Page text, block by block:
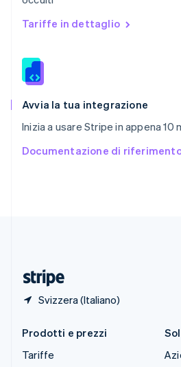
Tariffe in dettaglio
Avvia la tua integrazione
Inizia a usare Stripe in appena 10
Documentazione di
Svizzera (Italiano)
Romania
English
Slovacchia
Slovenia
English Italiano
EspañolEnglish
English Español 简体中文
Prodotti e prezzi
Tariffe